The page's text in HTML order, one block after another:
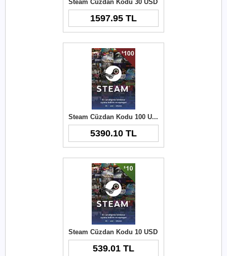
Steam Cüzdan Kodu 30 USD
1597.95 TL
Steam Cüzdan Kodu 100 USD
5390.10 TL
Steam Cüzdan Kodu 10 USD
539.01 TL